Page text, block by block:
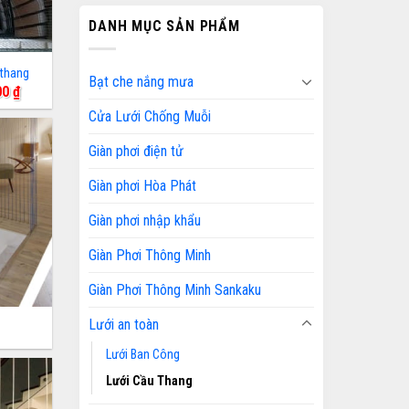
₫Giá
hiện
tại
là:
120,000 ₫.
DANH MỤC SẢN PHẨM
Bạt che nắng mưa
Cửa Lưới Chống Muỗi
Giàn phơi điện tử
Giàn phơi Hòa Phát
Giàn phơi nhập khẩu
Giàn Phơi Thông Minh
Giàn Phơi Thông Minh Sankaku
Lưới an toàn
Lưới Ban Công
Lưới Cầu Thang